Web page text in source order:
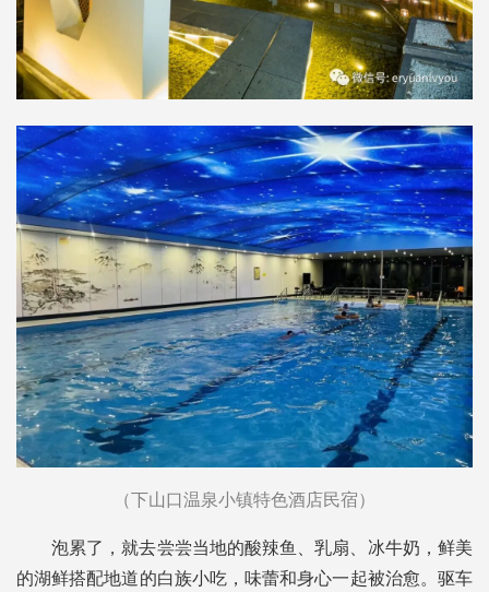
（下山口温泉小镇特色酒店民宿）
泡累了，就去尝尝当地的酸辣鱼、乳扇、冰牛奶，鲜美
的湖鲜搭配地道的白族小吃，味蕾和身心一起被治愈。驱车